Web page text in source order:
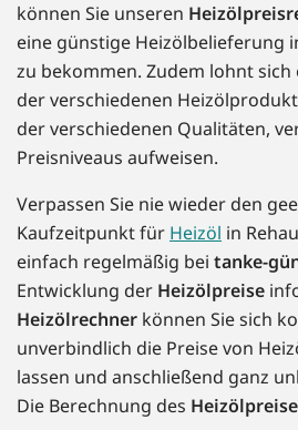
können Sie unseren
eine günstige Heizölbelieferung
zu bekommen. Zudem lohnt sich
der verschiedenen
der verschiedenen Qualitäten,
Preisniveaus aufweisen.
Verpassen Sie nie wieder den
Kaufzeitpunkt für Heizöl in
einfach regelmäßig bei tanke-
Entwicklung der Heizölpreise
Heizölrechner können Sie sich
unverbindlich die Preise von
lassen und anschließend ganz
Die Berechnung des